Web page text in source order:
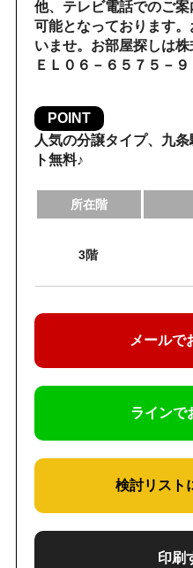
他、テレビ電話でのご
可能となっております
いませ。お部屋探しは
ＥＬ０６－６５７５－９
POINT
人気の分譲タイプ、九
ト無料♪
所在階
3階
メールで
ラインで
検討リスト
印刷